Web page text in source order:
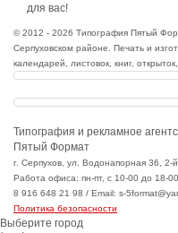
для вас!
© 2012 - 2026 Типография Пятый
Серпуховском районе. Печать и
календарей, листовок, книг,
Типография и рекламное
Пятый Формат
г. Серпухов, ул. Водонапорная 36, 2-
Работа офиса: пн-пт, с 10-00 до 18-
8 916 648 21 98 / Email: s-
Политика безопасности
Выберите город